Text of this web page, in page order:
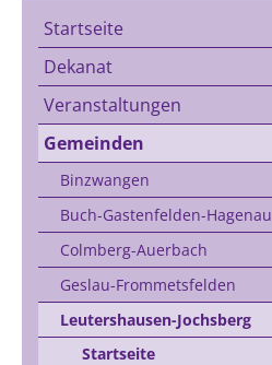
Startseite
Dekanat
Veranstaltungen
Gemeinden
Binzwangen
Buch-Gastenfelden-Hagenau
Colmberg-Auerbach
Geslau-Frommetsfelden
Leutershausen-Jochsberg
Startseite